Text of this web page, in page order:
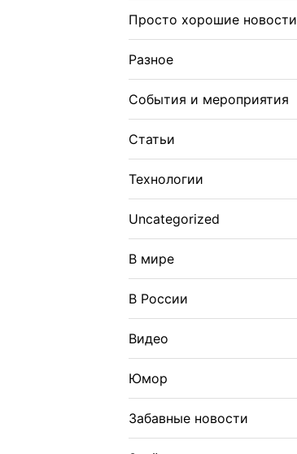
Просто хорошие новости
Разное
События и мероприятия
Статьи
Технологии
Uncategorized
В мире
В России
Видео
Юмор
Забавные новости